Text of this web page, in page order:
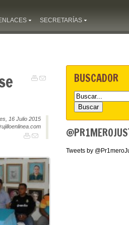
SECRETARÍAS
16 Julio 2015
BUSCADOR
Tweets by